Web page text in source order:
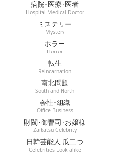
病院･医療･医者
Hospital Medical Doctor
ミステリー
Mystery
ホラー
Horror
転生
Reincarnation
南北問題
South and North
会社･組織
Office Business
財閥･御曹司･お嬢様
Zaibatsu Celebrity
日韓芸能人 瓜二つ
Celebrities Look alike